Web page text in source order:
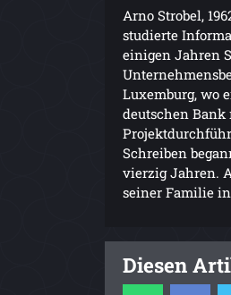
Arno Strobel,
studierte
einigen Jahren
Luxemburg, wo
deutschen Bank
Schreiben
vierzig Jahren.
seiner Familie
Diesen